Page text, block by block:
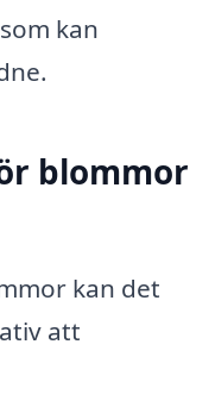
kan
blommor
kan det
att